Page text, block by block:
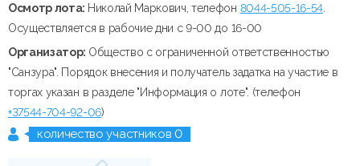
Осмотр лота: Николай Маркович, телефон 8044-505-16-54
Осуществляется в рабочие дни с 9-00 до 16-00
Организатор: Общество с ограниченной ответственностью
"Санзура". Порядок внесения и получатель задатка на участие в
торгах указан в разделе "Информация о лоте". (телефон
+37544-704-92-06)
количество участников 0